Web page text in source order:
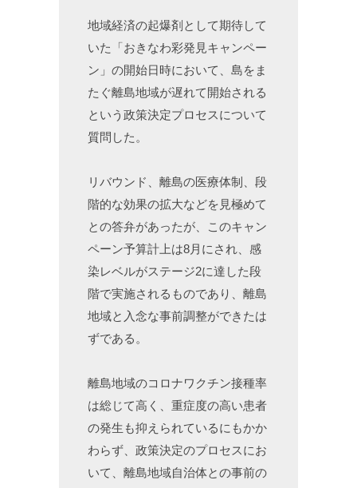
地域経済の起爆剤として期待して
いた「おきなわ彩発見キャンペー
ン」の開始日時において、島をま
たぐ離島地域が遅れて開始される
という政策決定プロセスについて
質問した。
リバウンド、離島の医療体制、段
階的な効果の拡大などを見極めて
との答弁があったが、このキャン
ペーン予算計上は8月にされ、感
染レベルがステージ2に達した段
階で実施されるものであり、離島
地域と入念な事前調整ができたは
ずである。
離島地域のコロナワクチン接種率
は総じて高く、重症度の高い患者
の発生も抑えられているにもかか
わらず、政策決定のプロセスにお
いて、離島地域自治体との事前の